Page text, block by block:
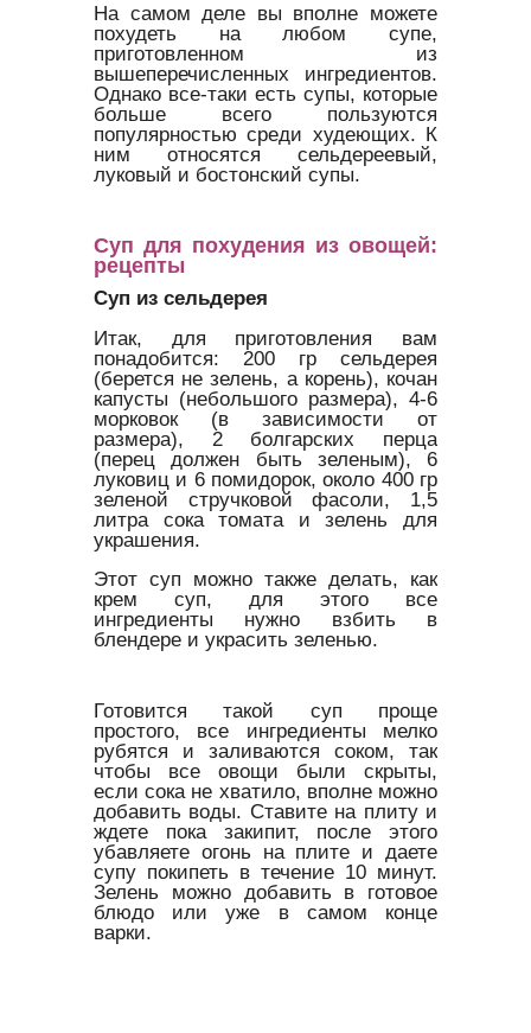
На самом деле вы вполне можете
похудеть на любом супе,
приготовленном из
вышеперечисленных ингредиентов.
Однако все-таки есть супы, которые
больше всего пользуются
популярностью среди худеющих. К
ним относятся сельдереевый,
луковый и бостонский супы.
Суп для похудения из овощей:
рецепты
Суп из сельдерея
Итак, для приготовления вам
понадобится: 200 гр сельдерея
(берется не зелень, а корень), кочан
капусты (небольшого размера), 4-6
морковок (в зависимости от
размера), 2 болгарских перца
(перец должен быть зеленым), 6
луковиц и 6 помидорок, около 400 гр
зеленой стручковой фасоли, 1,5
литра сока томата и зелень для
украшения.
Этот суп можно также делать, как
крем суп, для этого все
ингредиенты нужно взбить в
блендере и украсить зеленью.
Готовится такой суп проще
простого, все ингредиенты мелко
рубятся и заливаются соком, так
чтобы все овощи были скрыты,
если сока не хватило, вполне можно
добавить воды. Ставите на плиту и
ждете пока закипит, после этого
убавляете огонь на плите и даете
супу покипеть в течение 10 минут.
Зелень можно добавить в готовое
блюдо или уже в самом конце
варки.